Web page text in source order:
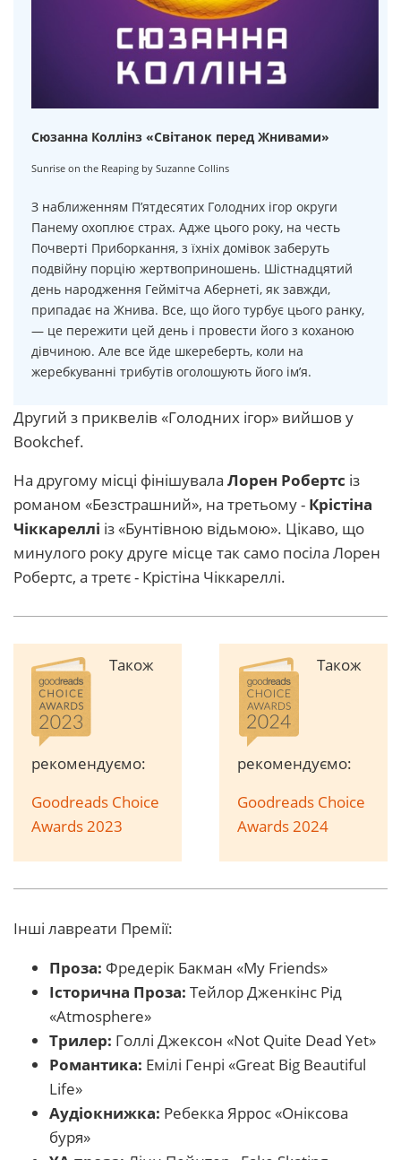
Сюзанна Коллінз «Світанок перед Жнивами»
Sunrise on the Reaping by Suzanne Collins
З наближенням П’ятдесятих Голодних ігор округи
Панему охоплює страх. Адже цього року, на честь
Почверті Приборкання, з їхніх домівок заберуть
подвійну порцію жертвоприношень. Шістнадцятий
день народження Геймітча Абернеті, як завжди,
припадає на Жнива. Все, що його турбує цього ранку,
— це пережити цей день і провести його з коханою
дівчиною. Але все йде шкереберть, коли на
жеребкуванні трибутів оголошують його ім’я.
Другий з приквелів «Голодних ігор» вийшов у
Bookchef.
На другому місці фінішувала Лорен Робертс із
романом «Безстрашний», на третьому - Крістіна
Чіккареллі із «Бунтівною відьмою». Цікаво, що
минулого року друге місце так само посіла Лорен
Робертс, а третє - Крістіна Чіккареллі.
Також
рекомендуємо:
Goodreads Choice
Awards 2023
Також
рекомендуємо:
Goodreads Choice
Awards 2024
Інші лавреати Премії:
Проза: Фредерік Бакман «My Friends»
Історична Проза: Тейлор Дженкінс Рід
«Atmosphere»
Трилер: Голлі Джексон «Not Quite Dead Yet»
Романтика: Емілі Генрі «Great Big Beautiful
Life»
Аудіокнижка: Ребекка Яррос «Оніксова
буря»